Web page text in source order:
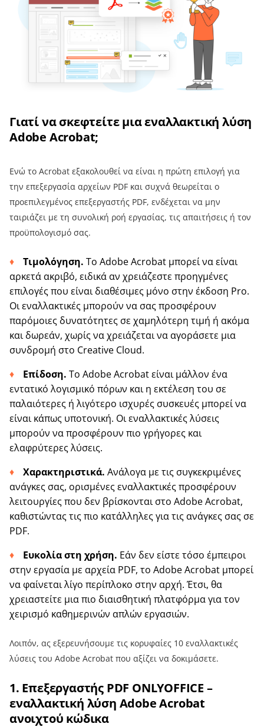
Γιατί να σκεφτείτε μια εναλλακτική λύση
Adobe Acrobat;
Ενώ το Acrobat εξακολουθεί να είναι η πρώτη επιλογή για
την επεξεργασία αρχείων PDF και συχνά θεωρείται ο
προεπιλεγμένος επεξεργαστής PDF, ενδέχεται να μην
ταιριάζει με τη συνολική ροή εργασίας, τις απαιτήσεις ή τον
προϋπολογισμό σας.
Τιμολόγηση. Το Adobe Acrobat μπορεί να είναι
αρκετά ακριβό, ειδικά αν χρειάζεστε προηγμένες
επιλογές που είναι διαθέσιμες μόνο στην έκδοση Pro.
Οι εναλλακτικές μπορούν να σας προσφέρουν
παρόμοιες δυνατότητες σε χαμηλότερη τιμή ή ακόμα
και δωρεάν, χωρίς να χρειάζεται να αγοράσετε μια
συνδρομή στο Creative Cloud.
Επίδοση. Το Adobe Acrobat είναι μάλλον ένα
εντατικό λογισμικό πόρων και η εκτέλεση του σε
παλαιότερες ή λιγότερο ισχυρές συσκευές μπορεί να
είναι κάπως υποτονική. Οι εναλλακτικές λύσεις
μπορούν να προσφέρουν πιο γρήγορες και
ελαφρύτερες λύσεις.
Χαρακτηριστικά. Ανάλογα με τις συγκεκριμένες
ανάγκες σας, ορισμένες εναλλακτικές προσφέρουν
λειτουργίες που δεν βρίσκονται στο Adobe Acrobat,
καθιστώντας τις πιο κατάλληλες για τις ανάγκες σας σε
PDF.
Ευκολία στη χρήση. Εάν δεν είστε τόσο έμπειροι
στην εργασία με αρχεία PDF, το Adobe Acrobat μπορεί
να φαίνεται λίγο περίπλοκο στην αρχή. Έτσι, θα
χρειαστείτε μια πιο διαισθητική πλατφόρμα για τον
χειρισμό καθημερινών απλών εργασιών.
Λοιπόν, ας εξερευνήσουμε τις κορυφαίες 10 εναλλακτικές
λύσεις του Adobe Acrobat που αξίζει να δοκιμάσετε.
1. Επεξεργαστής PDF ONLYOFFICE –
εναλλακτική λύση Adobe Acrobat
ανοιχτού κώδικα